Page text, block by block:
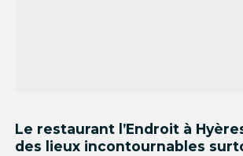
Le restaurant l’Endroit à
des lieux incontournables